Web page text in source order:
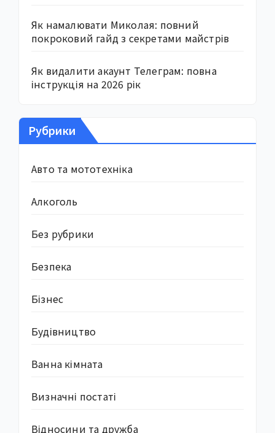
Як намалювати Миколая: повний
покроковий гайд з секретами майстрів
Як видалити акаунт Телеграм: повна
інструкція на 2026 рік
Рубрики
Авто та мототехніка
Алкоголь
Без рубрики
Безпека
Бізнес
Будівництво
Ванна кімната
Визначні постаті
Відносини та дружба